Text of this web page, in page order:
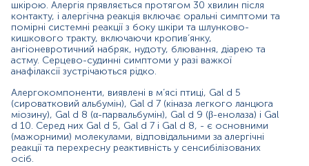
ІmmunoCAP дозволяє з високою точністю
виділити тригерні алергени, коректно підібрати
терапію та елімінаційні заходи, що дає змогу
суттєво покращити якість життя пацієнта;
кількісний аналіз кожного з окремих алергенів;
не має протипоказань до проведення, не несе
ризику ускладнень для пацієнта;
на результат тесту не впливає прийом топічних
стероїдів, антигістамінних, гормональних та інших
лікарських препаратів, не залежить від стану
шкіри, вагітності, віку;
дослідження на алергени ІmmunoCAP можна
шкірою. Алергія прявляється протягом 30 хвилин після
контакту, і алергічна реакція включає оральні симптоми та
помірні системні реакції з боку шкіри та шлунково-
кишкового тракту, включаючи кропив’янку,
ангіоневротичний набряк, нудоту, блювання, діарею та
астму. Серцево-судинні симптоми у разі важкої
анафілаксії зустрічаються рідко.
Алергокомпоненти, виявлені в м’ясі птиці, Gal d 5
(сироватковий альбумін), Gal d 7 (кіназа легкого ланцюга
міозину), Gal d 8 (α-парвальбумін), Gal d 9 (β-енолаза) і Gal
d 10. Серед них Gal d 5, Gal d 7 і Gal d 8, - є основними
(мажорними) молекулами, відповідальними за алергічні
реакції та перехресну реактивність у сенсибілізованих
осіб.